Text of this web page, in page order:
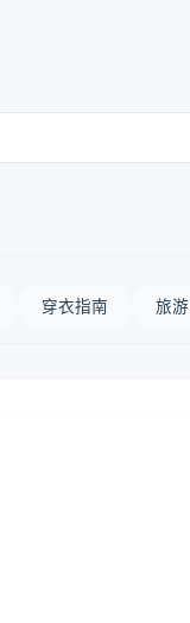
穿衣指南 旅游